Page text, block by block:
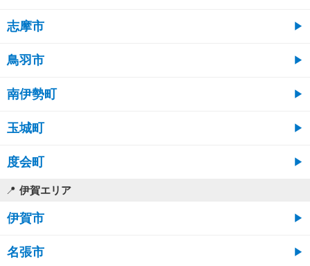
志摩市
鳥羽市
南伊勢町
玉城町
度会町
伊賀エリア
伊賀市
名張市